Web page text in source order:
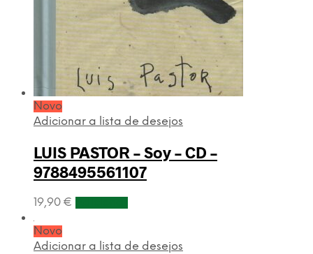
Novo
Adicionar a lista de desejos
LUIS PASTOR – Soy – CD –
9788495561107
19,90 €
Novo
Adicionar a lista de desejos